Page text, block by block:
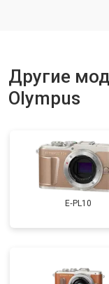
Другие
Olympus
E‑PL10